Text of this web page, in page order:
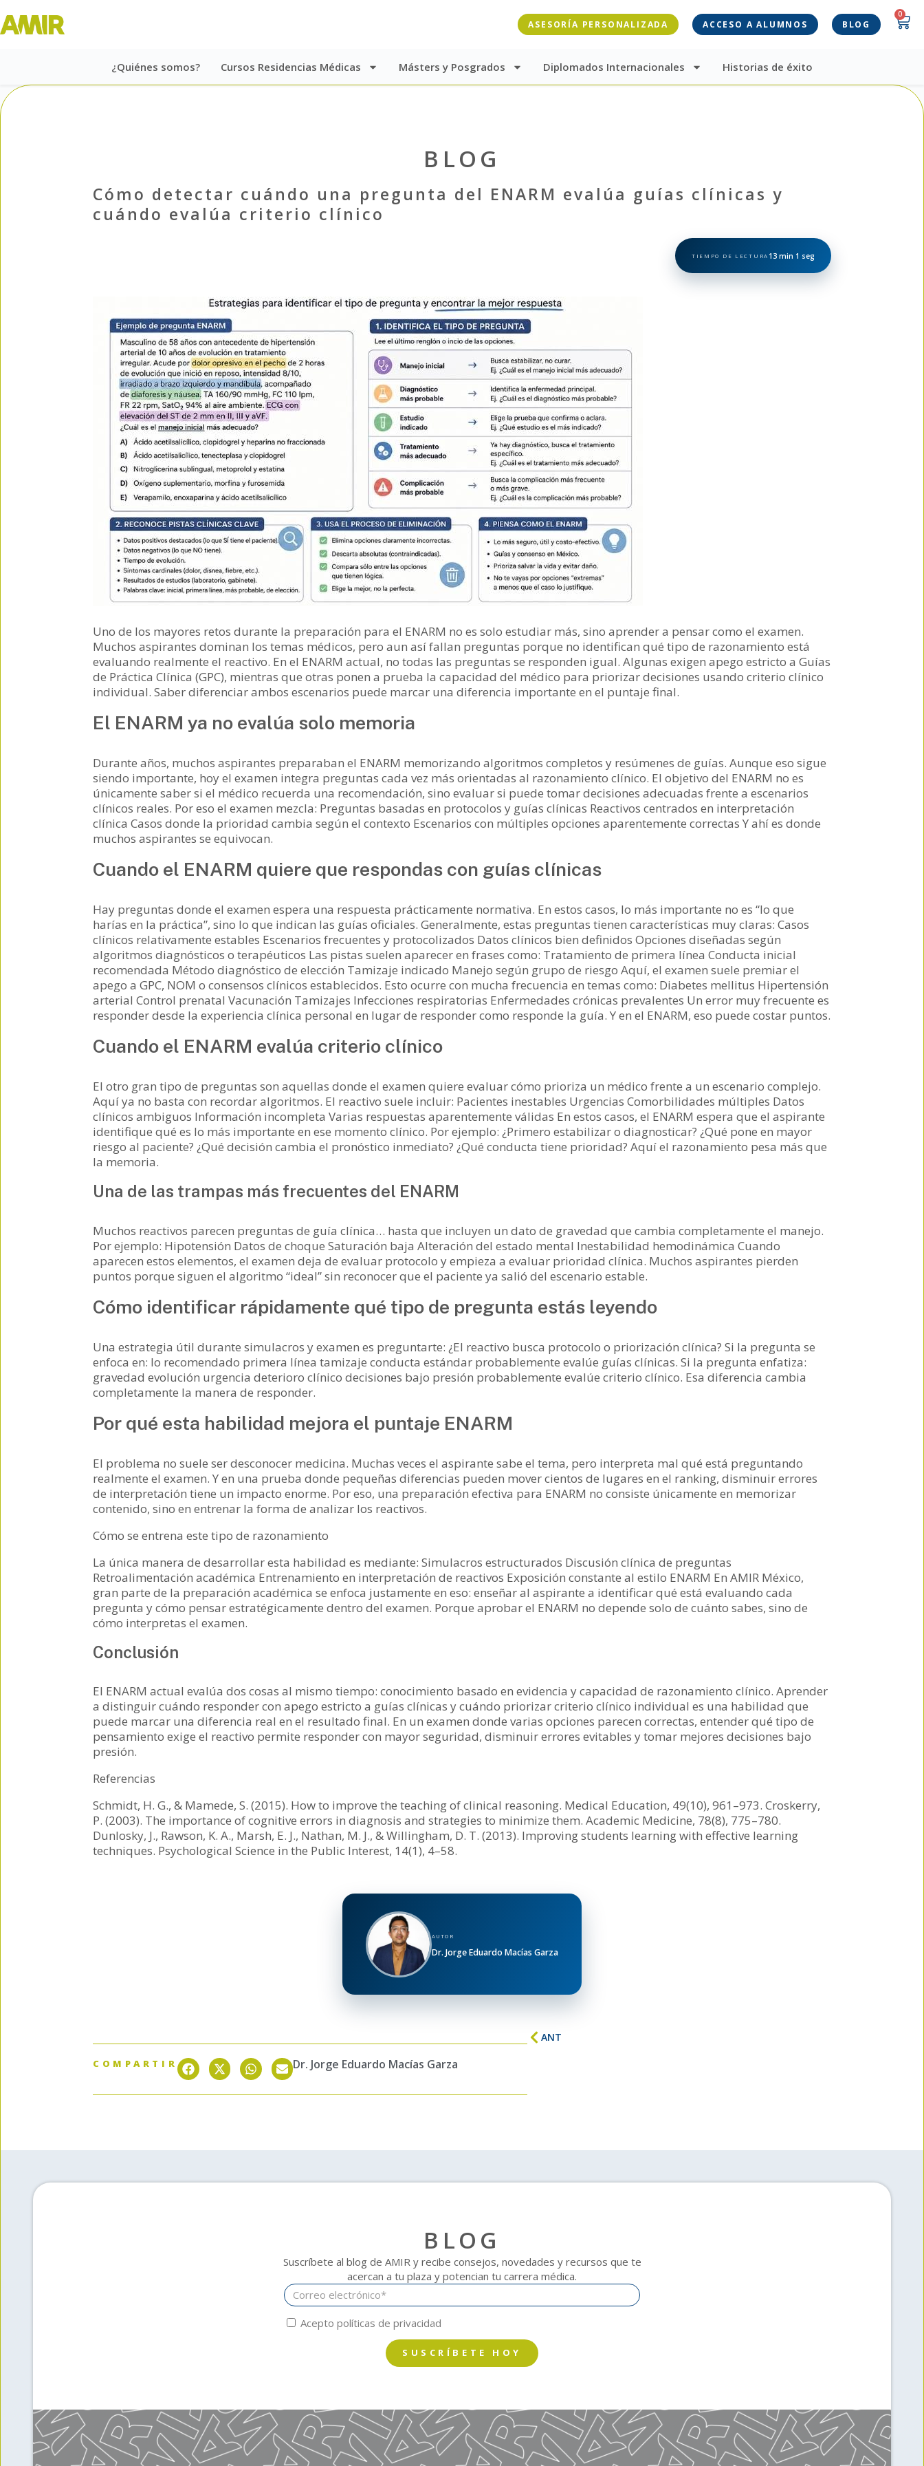
ASESORÍA PERSONALIZADA ACCESO A ALUMNOS BLOG
0
¿Quiénes somos? Cursos Residencias Médicas Másters y Posgrados Diplomados Internacionales Historias de éxito
BLOG
Cómo detectar cuándo una pregunta del ENARM evalúa guías clínicas y
cuándo evalúa criterio clínico
TIEMPO DE LECTURA 13 min 1 seg
Uno de los mayores retos durante la preparación para el ENARM no es solo estudiar más, sino aprender a pensar como el examen.
Muchos aspirantes dominan los temas médicos, pero aun así fallan preguntas porque no identifican qué tipo de razonamiento está
evaluando realmente el reactivo. En el ENARM actual, no todas las preguntas se responden igual. Algunas exigen apego estricto a Guías
de Práctica Clínica (GPC), mientras que otras ponen a prueba la capacidad del médico para priorizar decisiones usando criterio clínico
individual. Saber diferenciar ambos escenarios puede marcar una diferencia importante en el puntaje final.
El ENARM ya no evalúa solo memoria
Durante años, muchos aspirantes preparaban el ENARM memorizando algoritmos completos y resúmenes de guías. Aunque eso sigue
siendo importante, hoy el examen integra preguntas cada vez más orientadas al razonamiento clínico. El objetivo del ENARM no es
únicamente saber si el médico recuerda una recomendación, sino evaluar si puede tomar decisiones adecuadas frente a escenarios
clínicos reales. Por eso el examen mezcla: Preguntas basadas en protocolos y guías clínicas Reactivos centrados en interpretación
clínica Casos donde la prioridad cambia según el contexto Escenarios con múltiples opciones aparentemente correctas Y ahí es donde
muchos aspirantes se equivocan.
Cuando el ENARM quiere que respondas con guías clínicas
Hay preguntas donde el examen espera una respuesta prácticamente normativa. En estos casos, lo más importante no es “lo que
harías en la práctica”, sino lo que indican las guías oficiales. Generalmente, estas preguntas tienen características muy claras: Casos
clínicos relativamente estables Escenarios frecuentes y protocolizados Datos clínicos bien definidos Opciones diseñadas según
algoritmos diagnósticos o terapéuticos Las pistas suelen aparecer en frases como: Tratamiento de primera línea Conducta inicial
recomendada Método diagnóstico de elección Tamizaje indicado Manejo según grupo de riesgo Aquí, el examen suele premiar el
apego a GPC, NOM o consensos clínicos establecidos. Esto ocurre con mucha frecuencia en temas como: Diabetes mellitus Hipertensión
arterial Control prenatal Vacunación Tamizajes Infecciones respiratorias Enfermedades crónicas prevalentes Un error muy frecuente es
responder desde la experiencia clínica personal en lugar de responder como responde la guía. Y en el ENARM, eso puede costar puntos.
Cuando el ENARM evalúa criterio clínico
El otro gran tipo de preguntas son aquellas donde el examen quiere evaluar cómo prioriza un médico frente a un escenario complejo.
Aquí ya no basta con recordar algoritmos. El reactivo suele incluir: Pacientes inestables Urgencias Comorbilidades múltiples Datos
clínicos ambiguos Información incompleta Varias respuestas aparentemente válidas En estos casos, el ENARM espera que el aspirante
identifique qué es lo más importante en ese momento clínico. Por ejemplo: ¿Primero estabilizar o diagnosticar? ¿Qué pone en mayor
riesgo al paciente? ¿Qué decisión cambia el pronóstico inmediato? ¿Qué conducta tiene prioridad? Aquí el razonamiento pesa más que
la memoria.
Una de las trampas más frecuentes del ENARM
Muchos reactivos parecen preguntas de guía clínica… hasta que incluyen un dato de gravedad que cambia completamente el manejo.
Por ejemplo: Hipotensión Datos de choque Saturación baja Alteración del estado mental Inestabilidad hemodinámica Cuando
aparecen estos elementos, el examen deja de evaluar protocolo y empieza a evaluar prioridad clínica. Muchos aspirantes pierden
puntos porque siguen el algoritmo “ideal” sin reconocer que el paciente ya salió del escenario estable.
Cómo identificar rápidamente qué tipo de pregunta estás leyendo
Una estrategia útil durante simulacros y examen es preguntarte: ¿El reactivo busca protocolo o priorización clínica? Si la pregunta se
enfoca en: lo recomendado primera línea tamizaje conducta estándar probablemente evalúe guías clínicas. Si la pregunta enfatiza:
gravedad evolución urgencia deterioro clínico decisiones bajo presión probablemente evalúe criterio clínico. Esa diferencia cambia
completamente la manera de responder.
Por qué esta habilidad mejora el puntaje ENARM
El problema no suele ser desconocer medicina. Muchas veces el aspirante sabe el tema, pero interpreta mal qué está preguntando
realmente el examen. Y en una prueba donde pequeñas diferencias pueden mover cientos de lugares en el ranking, disminuir errores
de interpretación tiene un impacto enorme. Por eso, una preparación efectiva para ENARM no consiste únicamente en memorizar
contenido, sino en entrenar la forma de analizar los reactivos.
Cómo se entrena este tipo de razonamiento
La única manera de desarrollar esta habilidad es mediante: Simulacros estructurados Discusión clínica de preguntas
Retroalimentación académica Entrenamiento en interpretación de reactivos Exposición constante al estilo ENARM En AMIR México,
gran parte de la preparación académica se enfoca justamente en eso: enseñar al aspirante a identificar qué está evaluando cada
pregunta y cómo pensar estratégicamente dentro del examen. Porque aprobar el ENARM no depende solo de cuánto sabes, sino de
cómo interpretas el examen.
Conclusión
El ENARM actual evalúa dos cosas al mismo tiempo: conocimiento basado en evidencia y capacidad de razonamiento clínico. Aprender
a distinguir cuándo responder con apego estricto a guías clínicas y cuándo priorizar criterio clínico individual es una habilidad que
puede marcar una diferencia real en el resultado final. En un examen donde varias opciones parecen correctas, entender qué tipo de
pensamiento exige el reactivo permite responder con mayor seguridad, disminuir errores evitables y tomar mejores decisiones bajo
presión.
Referencias
Schmidt, H. G., & Mamede, S. (2015). How to improve the teaching of clinical reasoning. Medical Education, 49(10), 961–973. Croskerry,
P. (2003). The importance of cognitive errors in diagnosis and strategies to minimize them. Academic Medicine, 78(8), 775–780.
Dunlosky, J., Rawson, K. A., Marsh, E. J., Nathan, M. J., & Willingham, D. T. (2013). Improving students learning with effective learning
techniques. Psychological Science in the Public Interest, 14(1), 4–58.
AUTOR
Dr. Jorge Eduardo Macías Garza
COMPARTIR Dr. Jorge Eduardo Macías Garza
ANT
BLOG
Suscríbete al blog de AMIR y recibe consejos, novedades y recursos que te
acercan a tu plaza y potencian tu carrera médica.
Acepto políticas de privacidad
SUSCRÍBETE HOY